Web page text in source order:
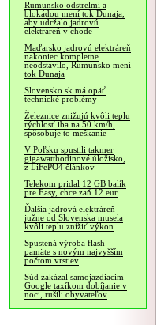
Rumunsko odstrelmi a
blokádou mení tok Dunaja,
aby udržalo jadrovú
elektráreň v chode
Maďarsko jadrovú elektráreň
nakoniec kompletne
neodstavilo, Rumunsko mení
tok Dunaja
Slovensko.sk má opäť
technické problémy
Železnice znižujú kvôli teplu
rýchlosť iba na 50 km/h,
spôsobuje to meškanie
V Poľsku spustili takmer
gigawatthodinové úložisko,
z LiFePO4 článkov
Telekom pridal 12 GB balík
pre Easy, chce zaň 12 eur
Ďalšia jadrová elektráreň
južne od Slovenska musela
kvôli teplu znížiť výkon
Spustená výroba flash
pamäte s novým najvyšším
počtom vrstiev
Súd zakázal samojazdiacim
Google taxíkom dobíjanie v
noci, rušili obyvateľov